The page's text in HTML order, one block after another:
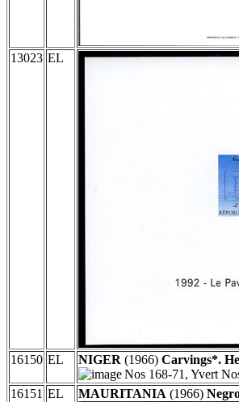
13023 EL
16150 EL NIGER (1966) Carvings*.
Nos 168-71, Yvert
16151 EL MAURITANIA (1966)